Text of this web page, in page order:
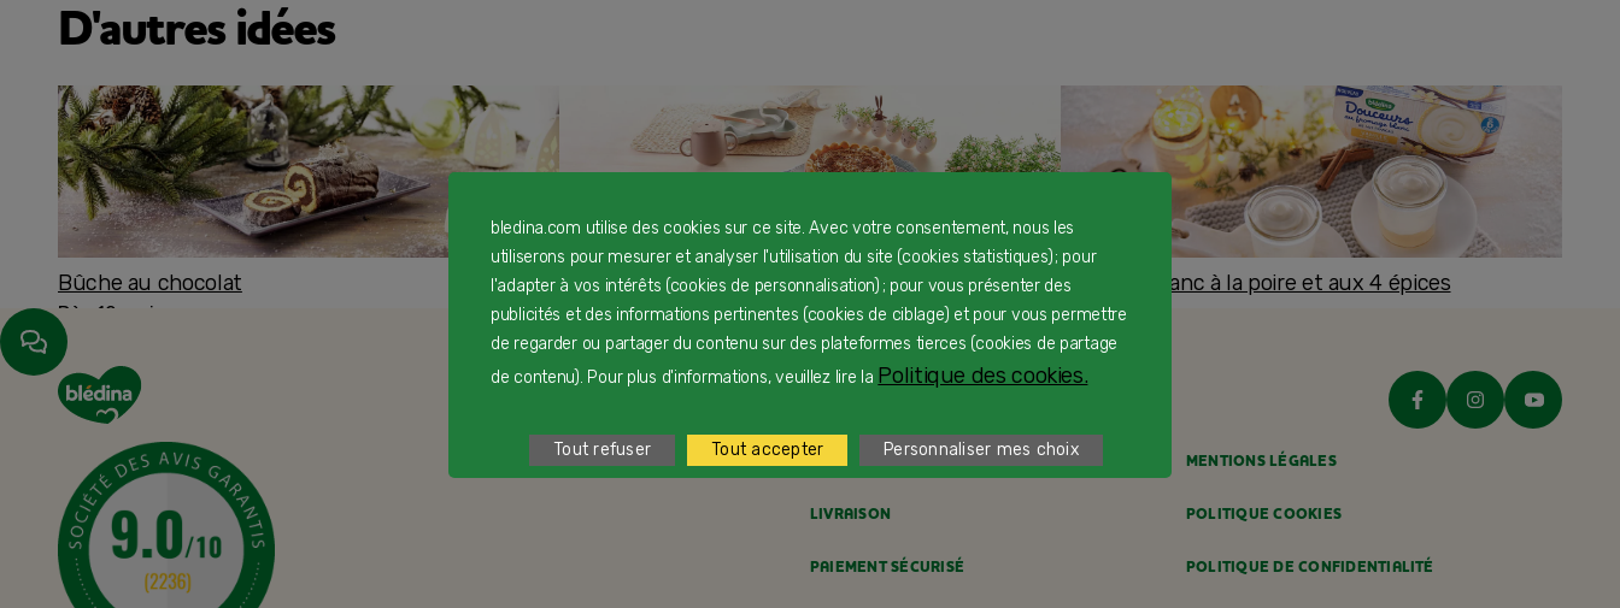
D'autres idées
Bûche au chocolat
Dès 12 mois
Charlotte de Pâques
Dès 24 mois
Fromage blanc à la poire et aux 4 épices
Dès 8 mois
CONTACTEZ-NOUS
LIVRAISON
PAIEMENT SÉCURISÉ
MENTIONS LÉGALES
POLITIQUE COOKIES
POLITIQUE DE CONFIDENTIALITÉ
bledina.com utilise des cookies sur ce site. Avec votre consentement, nous les
utiliserons pour mesurer et analyser l'utilisation du site (cookies statistiques) ; pour
l'adapter à vos intérêts (cookies de personnalisation) ; pour vous présenter des
publicités et des informations pertinentes (cookies de ciblage) et pour vous permettre
de regarder ou partager du contenu sur des plateformes tierces (cookies de partage
de contenu). Pour plus d'informations, veuillez lire la Politique des cookies.
Tout refuser Tout accepter Personnaliser mes choix